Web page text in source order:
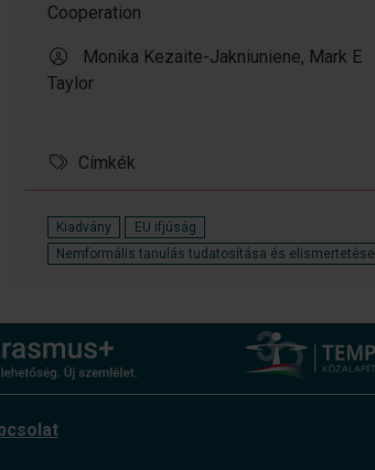
Cooperation
Monika Kezaite-Jakniuniene, Mark E
Taylor
Címkék
Kiadvány
EU ifjúság
Nemformális tanulás tudatosítása és elismertetése